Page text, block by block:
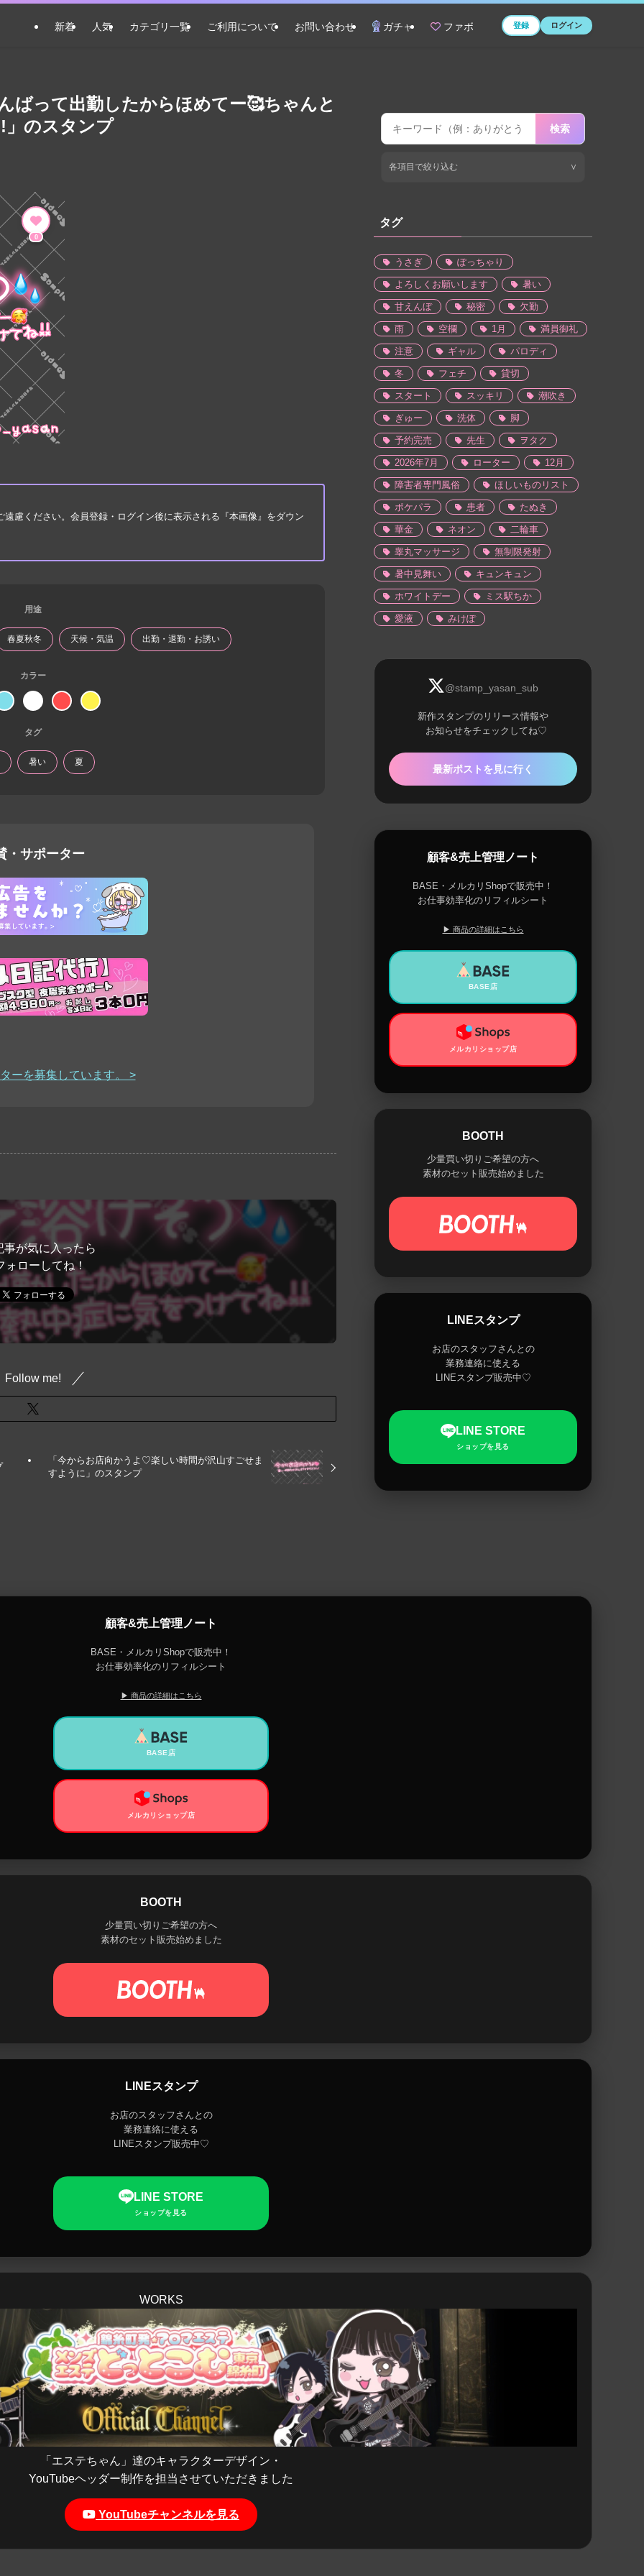
新着 人気 カテゴリ一覧 ご利用について お問い合わせ ガチャ ファボ 登録 ログイン
ばって出勤したからほめてー🥰ちゃんと
」のスタンプ
0
慮ください。会員登録・ログイン後に表示される『本画像』をダウン
用途
春夏秋冬 天候・気温 出勤・退勤・お誘い
カラー
タグ
暑い 夏
・サポーター
ーを募集しています。 >
事が気に入ったら
ォローしてね！
Follow me!
「今からお店向かうよ♡楽しい時間が沢山すごせま
すように」のスタンプ
検索
各項目で絞り込む ∨
タグ
うさぎ ぽっちゃり
よろしくお願いします 暑い
甘えんぼ 秘密 欠勤
雨 空欄 1月 満員御礼
注意 ギャル パロディ
冬 フェチ 貸切
スタート スッキリ 潮吹き
ぎゅー 洗体 脚
予約完売 先生 ヲタク
2026年7月 ローター 12月
障害者専門風俗 ほしいものリスト
ポケパラ 患者 たぬき
華金 ネオン 二輪車
睾丸マッサージ 無制限発射
暑中見舞い キュンキュン
ホワイトデー ミス駅ちか
愛液 みけぽ
@stamp_yasan_sub
新作スタンプのリリース情報や
お知らせをチェックしてね♡
最新ポストを見に行く
顧客&売上管理ノート
BASE・メルカリShopで販売中！
お仕事効率化のリフィルシート
▶ 商品の詳細はこちら
BASE店
メルカリショップ店
BOOTH
少量買い切りご希望の方へ
素材のセット販売始めました
LINEスタンプ
お店のスタッフさんとの
業務連絡に使える
LINEスタンプ販売中♡
LINE STORE
ショップを見る
顧客&売上管理ノート
BASE・メルカリShopで販売中！
お仕事効率化のリフィルシート
▶ 商品の詳細はこちら
BASE店
メルカリショップ店
BOOTH
少量買い切りご希望の方へ
素材のセット販売始めました
LINEスタンプ
お店のスタッフさんとの
業務連絡に使える
LINEスタンプ販売中♡
LINE STORE
ショップを見る
WORKS
「エステちゃん」達のキャラクターデザイン・
YouTubeヘッダー制作を担当させていただきました
YouTubeチャンネルを見る